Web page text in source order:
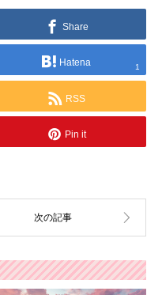
Share
Hatena 1
RSS
Pin it